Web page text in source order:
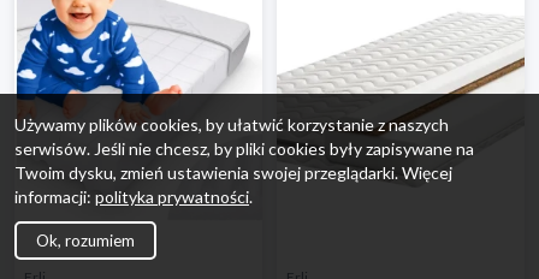
Używamy plików cookies, by ułatwić korzystanie z naszych
serwisów. Jeśli nie chcesz, by pliki cookies były zapisywane na
Twoim dysku, zmień ustawienia swojej przeglądarki. Więcej
informacji: polityka prywatności.
Ok, rozumiem